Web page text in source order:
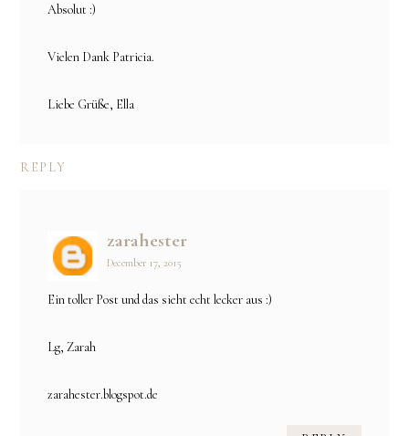
Absolut :)
Vielen Dank Patricia.
Liebe Grüße, Ella
REPLY
zarahester
December 17, 2015
Ein toller Post und das sieht echt lecker aus :)
Lg, Zarah
zarahester.blogspot.de